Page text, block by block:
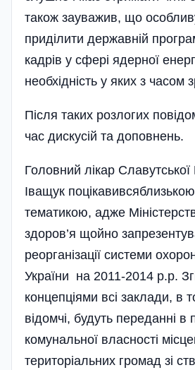
також зауважив, що
приділити державній
кадрів у сфері ядерної
необхідність у яких з часом
Після таких розлогих
час дискусій та доповнень.
Головний лікар
Іващук
тематикою, адже
здоров’я щойно
реорганізації системи
України на 2011-2014 р.р.
концепціями всі заклади, в
відомчі, будуть переданні в
комунальної власності
територіальних громад зі